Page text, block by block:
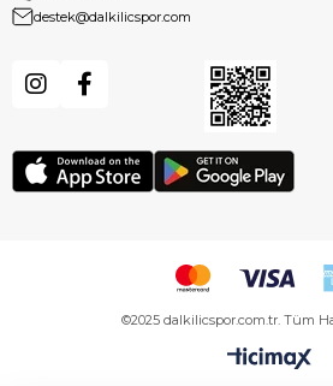
destek@dalkilicspor.com
©2025 dalkilicspor.com.tr. Tüm